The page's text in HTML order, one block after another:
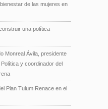
de las mujeres en
una política
Monreal Ávila, presidente
y coordinador del
Plan Tulum Renace en el